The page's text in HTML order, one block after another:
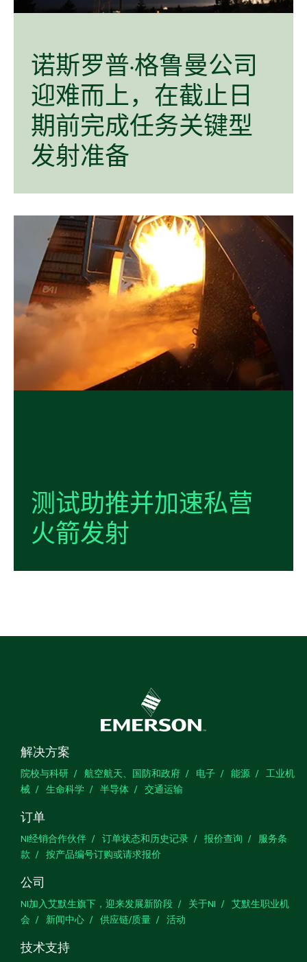
诺斯罗普·格鲁曼公司
迎难而上， 在截止 日
期前完成任务关键型
发射准备
测试助推并加速私营
火箭发射
解决方案
院校与科研 航空航天、国防和政府 电子 能源
工业机
械
生命科学 半导体 交通运输
订单
NI经销合作伙伴 订单状态和历史记录 报价查询
服务条
款
按产品编号订购或请求报价
公司
NI加入艾默生旗下，迎来发展新阶段 关于NI
艾默生职业机
会
新闻中心 供应链/质量 活动
技术支持